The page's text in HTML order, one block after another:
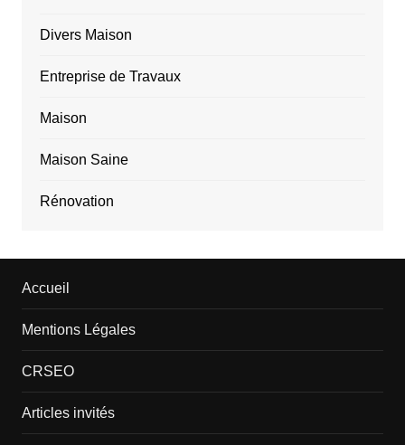
Divers Maison
Entreprise de Travaux
Maison
Maison Saine
Rénovation
Accueil
Mentions Légales
CRSEO
Articles invités